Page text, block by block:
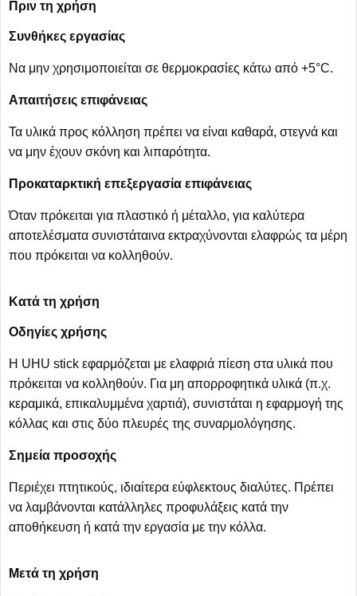
Πριν τη χρήση
Συνθήκες εργασίας
Να μην χρησιμοποιείται σε θερμοκρασίες κάτω από +5°C.
Απαιτήσεις επιφάνειας
Τα υλικά προς κόλληση πρέπει να είναι καθαρά, στεγνά και
να μην έχουν σκόνη και λιπαρότητα.
Προκαταρκτική επεξεργασία επιφάνειας
Όταν πρόκειται για πλαστικό ή μέταλλο, για καλύτερα
αποτελέσματα συνιστάταινα εκτραχύνονται ελαφρώς τα μέρη
που πρόκειται να κολληθούν.
Κατά τη χρήση
Οδηγίες χρήσης
Η UHU stick εφαρμόζεται με ελαφριά πίεση στα υλικά που
πρόκειται να κολληθούν. Για μη απορροφητικά υλικά (π.χ.
κεραμικά, επικαλυμμένα χαρτιά), συνιστάται η εφαρμογή της
κόλλας και στις δύο πλευρές της συναρμολόγησης.
Σημεία προσοχής
Περιέχει πτητικούς, ιδιαίτερα εύφλεκτους διαλύτες. Πρέπει
να λαμβάνονται κατάλληλες προφυλάξεις κατά την
αποθήκευση ή κατά την εργασία με την κόλλα.
Μετά τη χρήση